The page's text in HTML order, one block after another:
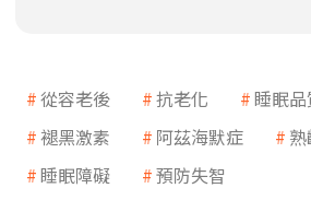
從容老後 抗老化 睡眠品
褪黑激素
阿茲海默症
睡眠障礙
預防失智